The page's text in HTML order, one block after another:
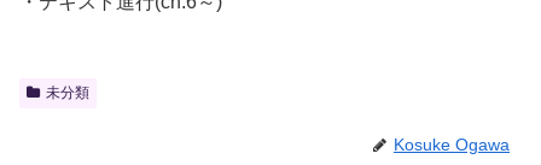
未分類
Kosuke Ogawa